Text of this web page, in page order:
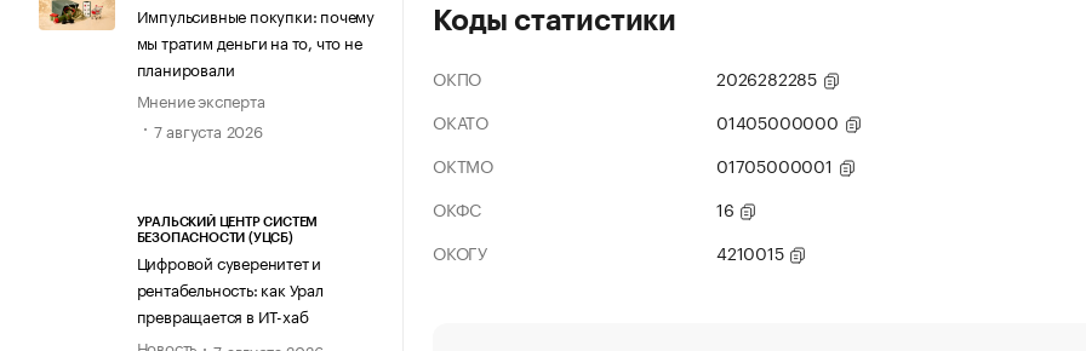
Импульсивные покупки: почему
мы тратим деньги на то, что не
планировали
Мнение эксперта
7 августа 2026
УРАЛЬСКИЙ ЦЕНТР СИСТЕМ
БЕЗОПАСНОСТИ (УЦСБ)
Цифровой суверенитет и
рентабельность: как Урал
превращается в ИТ-хаб
Коды статистики
ОКПО
2026282285
ОКАТО
01405000000
ОКТМО
01705000001
ОКФС
16
ОКОГУ
4210015